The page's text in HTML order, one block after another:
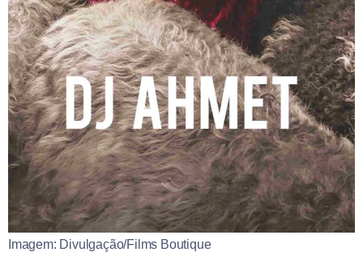
Imagem: Divulgação/Films Boutique